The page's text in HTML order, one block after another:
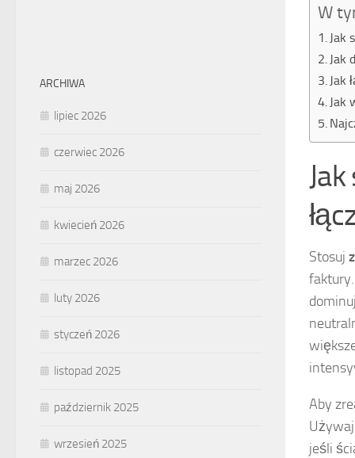
W
Jak
Jak
Jak
Jak
Stosuj
Aby
jeśli
ARCHIWA
lipiec 2026
czerwiec 2026
maj 2026
kwiecień 2026
marzec 2026
luty 2026
styczeń 2026
listopad 2025
październik 2025
wrzesień 2025